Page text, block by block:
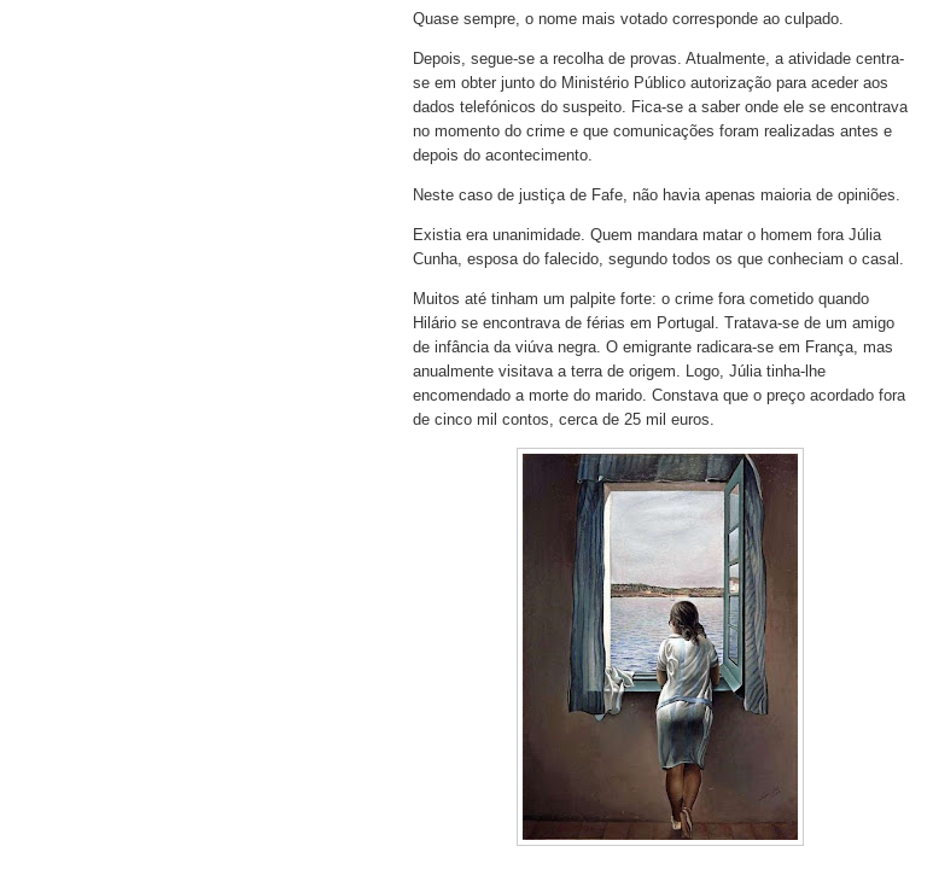
Quase sempre, o nome mais votado corresponde ao culpado.
Depois, segue-se a recolha de provas. Atualmente, a atividade centra-
se em obter junto do Ministério Público autorização para aceder aos
dados telefónicos do suspeito. Fica-se a saber onde ele se encontrava
no momento do crime e que comunicações foram realizadas antes e
depois do acontecimento.
Neste caso de justiça de Fafe, não havia apenas maioria de opiniões.
Existia era unanimidade. Quem mandara matar o homem fora Júlia
Cunha, esposa do falecido, segundo todos os que conheciam o casal.
Muitos até tinham um palpite forte: o crime fora cometido quando
Hilário se encontrava de férias em Portugal. Tratava-se de um amigo
de infância da viúva negra. O emigrante radicara-se em França, mas
anualmente visitava a terra de origem. Logo, Júlia tinha-lhe
encomendado a morte do marido. Constava que o preço acordado fora
de cinco mil contos, cerca de 25 mil euros.